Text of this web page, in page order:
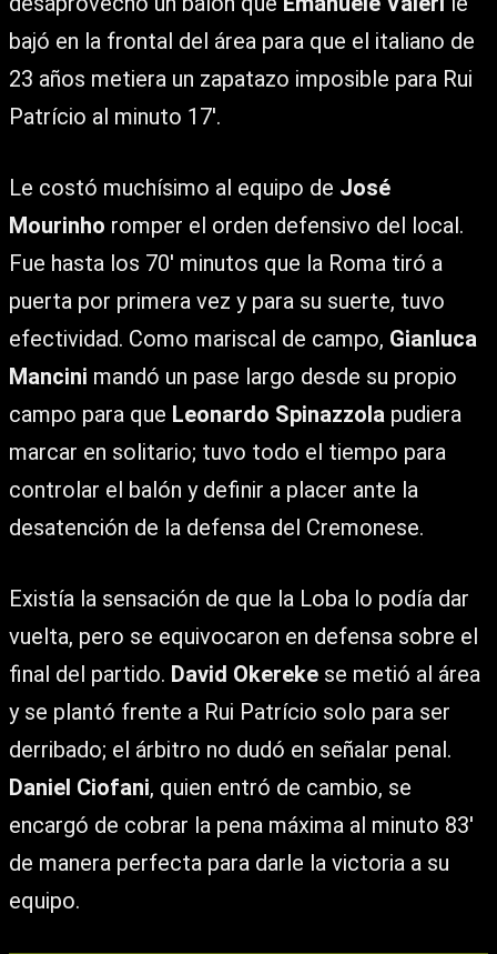
bajó en la frontal del área para que el italiano de
23 años metiera un zapatazo imposible para Rui
Patrício al minuto 17′.
Le costó muchísimo al equipo de José
Mourinho romper el orden defensivo del local.
Fue hasta los 70′ minutos que la Roma tiró a
puerta por primera vez y para su suerte, tuvo
efectividad. Como mariscal de campo, Gianluca
Mancini mandó un pase largo desde su propio
campo para que Leonardo Spinazzola pudiera
marcar en solitario; tuvo todo el tiempo para
controlar el balón y definir a placer ante la
desatención de la defensa del Cremonese.
Existía la sensación de que la Loba lo podía dar
vuelta, pero se equivocaron en defensa sobre el
final del partido. David Okereke se metió al área
y se plantó frente a Rui Patrício solo para ser
derribado; el árbitro no dudó en señalar penal.
Daniel Ciofani, quien entró de cambio, se
encargó de cobrar la pena máxima al minuto 83′
de manera perfecta para darle la victoria a su
equipo.